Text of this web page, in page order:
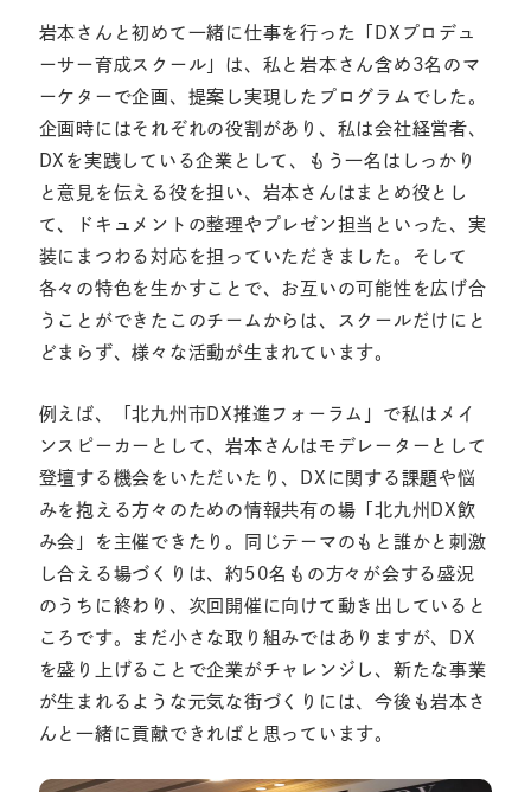
岩本さんと初めて一緒に仕事を行った「DXプロデュ
ーサー育成スクール」は、私と岩本さん含め3名のマ
ーケターで企画、提案し実現したプログラムでした。
企画時にはそれぞれの役割があり、私は会社経営者、
DXを実践している企業として、もう一名はしっかり
と意見を伝える役を担い、岩本さんはまとめ役とし
て、ドキュメントの整理やプレゼン担当といった、実
装にまつわる対応を担っていただきました。そして
各々の特色を生かすことで、お互いの可能性を広げ合
うことができたこのチームからは、スクールだけにと
どまらず、様々な活動が生まれています。
例えば、「北九州市DX推進フォーラム」で私はメイ
ンスピーカーとして、岩本さんはモデレーターとして
登壇する機会をいただいたり、DXに関する課題や悩
みを抱える方々のための情報共有の場「北九州DX飲
み会」を主催できたり。同じテーマのもと誰かと刺激
し合える場づくりは、約50名もの方々が会する盛況
のうちに終わり、次回開催に向けて動き出していると
ころです。まだ小さな取り組みではありますが、DX
を盛り上げることで企業がチャレンジし、新たな事業
が生まれるような元気な街づくりには、今後も岩本さ
んと一緒に貢献できればと思っています。